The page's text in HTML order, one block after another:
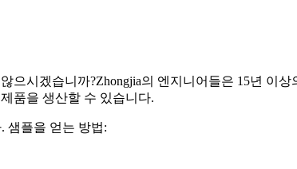
으시겠습니까?Zhongjia의 엔지니어들은 15년 이
품을 생산할 수 있습니다.
샘플을 얻는 방법: